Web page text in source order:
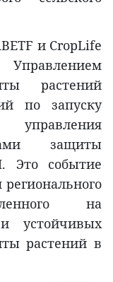
и CropLife
растений
по запуску
защиты
Это событие
на
устойчивых
растений в